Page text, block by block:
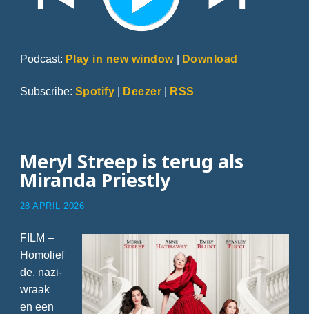
Podcast: Play in new window| Download
Subscribe: Spotify | Deezer | RSS
Meryl Streep is terug als
Miranda Priestly
28 APRIL 2026
FILM –
Homolief
de, nazi-
wraak
en een